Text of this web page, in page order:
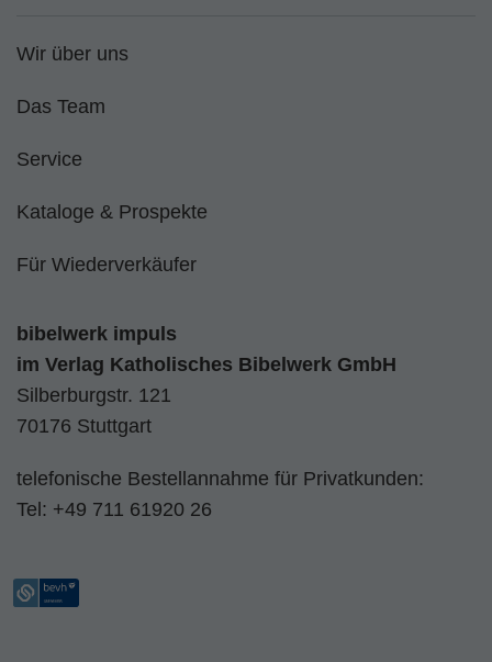
Wir über uns
Das Team
Service
Kataloge & Prospekte
Für Wiederverkäufer
bibelwerk impuls
im Verlag Katholisches Bibelwerk GmbH
Silberburgstr. 121
70176 Stuttgart
telefonische Bestellannahme für Privatkunden:
Tel: +49 711 61920 26